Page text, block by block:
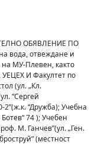
ОБЯВЛЕНИЕ ПО
вода, отвеждане и
на МУ-Плевен, както
УЕЦЕХ И Факултет по
(ул. „Кл.
“Сергей
“Дружба); Учебна
74 ); Учебен
М. Ганчев”(ул. „Ген.
(местност